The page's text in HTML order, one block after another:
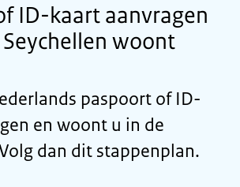
ID-kaart aanvragen
woont
paspoort of ID-
en woont u in de
dan dit stappenplan.